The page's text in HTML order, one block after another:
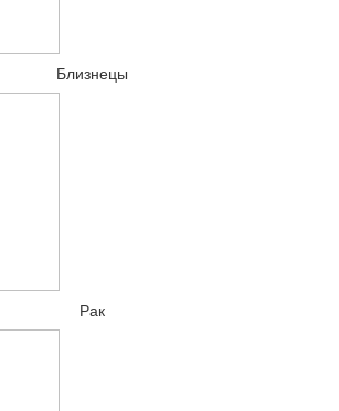
Близнецы
Рак